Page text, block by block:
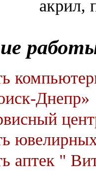
акрил,
Днепр»
аптек "